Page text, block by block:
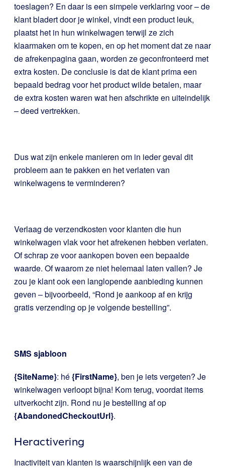
toeslagen? En daar is een simpele verklaring voor – de
klant bladert door je winkel, vindt een product leuk,
plaatst het in hun winkelwagen terwijl ze zich
klaarmaken om te kopen, en op het moment dat ze naar
de afrekenpagina gaan, worden ze geconfronteerd met
extra kosten. De conclusie is dat de klant prima een
bepaald bedrag voor het product wilde betalen, maar
de extra kosten waren wat hen afschrikte en uiteindelijk
– deed vertrekken.
Dus wat zijn enkele manieren om in ieder geval dit
probleem aan te pakken en het verlaten van
winkelwagens te verminderen?
Verlaag de verzendkosten voor klanten die hun
winkelwagen vlak voor het afrekenen hebben verlaten.
Of schrap ze voor aankopen boven een bepaalde
waarde. Of waarom ze niet helemaal laten vallen? Je
zou je klant ook een langlopende aanbieding kunnen
geven – bijvoorbeeld, “Rond je aankoop af en krijg
gratis verzending op je volgende bestelling”.
SMS sjabloon
{SiteName}: hé{FirstName}, ben je iets vergeten? Je
winkelwagen verloopt bijna! Kom terug, voordat items
uitverkocht zijn. Rond nu je bestelling af op
{AbandonedCheckoutUrl}.
Heractivering
Inactiviteit van klanten is waarschijnlijk een van de